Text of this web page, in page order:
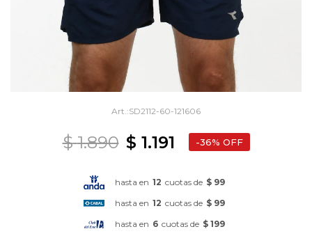
SD2112-60-121606
$ 1.191
$ 1.890 36
hasta en 12 cuotas de $ 99
hasta en 12 cuotas de $ 99
hasta en 6 cuotas de $ 199